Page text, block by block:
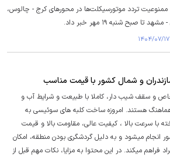
ممنوعیت تردد موتورسیکلت‌ها در محور‌های کرج - چالوس،
صبح شنبه ۱۹ مهر خبر داد.
و شمال کشور با قیمت مناسب
و سقف شیب دار، کاملا با طبیعت و شرایط آب و
هستند. امروزه ساخت کلبه های سوئیسی به
سرعت بالا ، کیفیت عالی، مقاومت بالا و قیمت
انجام میشود و به دلیل گردشگری بودن منطقه، امکان
فراهم میکند. در این محتوا به مزایا، نکات مهم قبل از